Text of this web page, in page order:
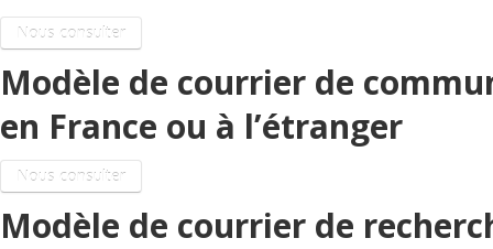
Nous consulter
Modèle de courrier de
en France ou à l’étranger
Nous consulter
Modèle de courrier de